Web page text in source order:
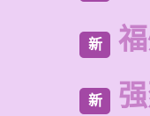
新
新